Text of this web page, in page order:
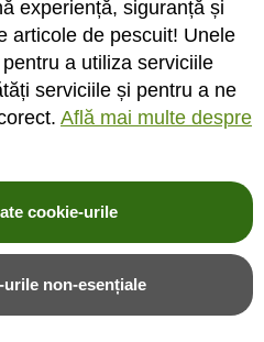
de noi pe reteaua ta preferata. Te
premii ...
drepturile rezervate. Citititermeni si
confidentialitate si protectia datelor
furnizorilor si sunt doar cu titlu de
experiență, siguranță și
articole de pescuit! Unele
a utiliza serviciile
serviciile și pentru a ne
Află mai multe despre
cookie-urile
urile non-esențiale